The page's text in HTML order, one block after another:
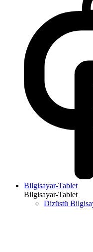
Bilgisayar-Tablet
Bilgisayar-Tablet
Dizüstü